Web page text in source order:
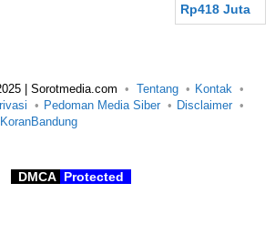
| Sorotmedia.com Tentang
Kontak
Pedoman Media Siber
Disclaimer
KoranBandung
DMCA Protected